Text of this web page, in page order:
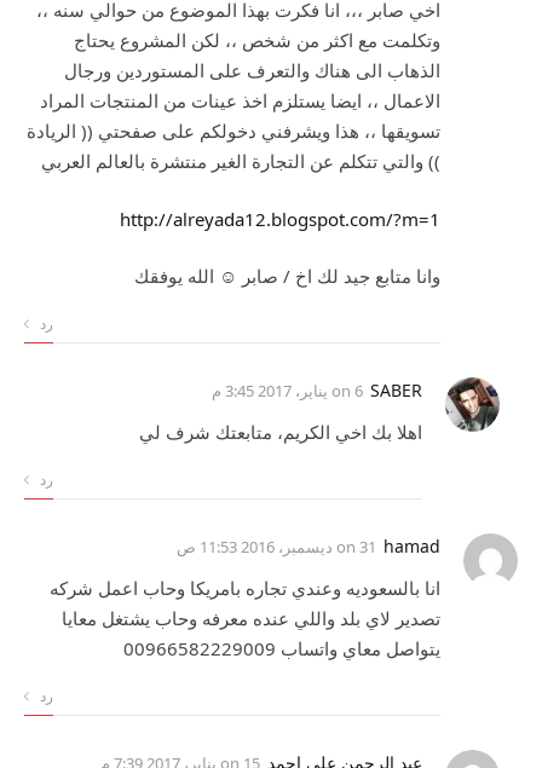
اخي صابر ،،، انا فكرت بهذا الموضوع من حوالي سنه ،،
وتكلمت مع اكثر من شخص ،، لكن المشروع يحتاج
الذهاب الى هناك والتعرف على المستوردين ورجال
الاعمال ،، ايضا يستلزم اخذ عينات من المنتجات المراد
تسويقها ،، هذا ويشرفني دخولكم على صفحتي (( الريادة
)) والتي تتكلم عن التجارة الغير منتشرة بالعالم العربي
http://alreyada12.blogspot.com/?m=1
وانا متابع جيد لك اخ / صابر ☺ الله يوفقك
رد
SABER 6 يناير، 2017 3:45 م
اهلا بك اخي الكريم، متابعتك شرف لي
رد
hamad 31 ديسمبر، 2016 11:53 ص
انا بالسعوديه وعندي تجاره بامريكا وحاب اعمل شركه
تصدير لاي بلد واللي عنده معرفه وحاب يشتغل معايا
يتواصل معاي واتساب 00966582229009
رد
عبد الرحمن علي احمد 15 يناير، 2017 7:39 م